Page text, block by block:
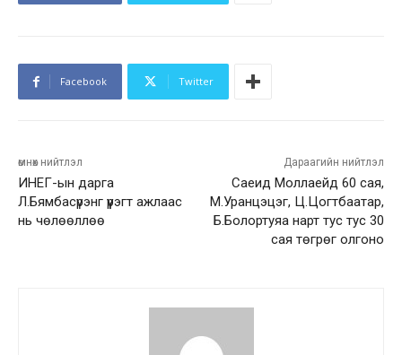
Facebook Twitter
өмнөх нийтлэл
ИНЕГ-ын дарга
Л.Бямбасүрэнг үүрэгт ажлаас
нь чөлөөллөө
Дараагийн нийтлэл
Саеид Моллаейд 60 сая,
М.Уранцэцэг, Ц.Цогтбаатар,
Б.Болортуяа нарт тус тус 30
сая төгрөг олгоно